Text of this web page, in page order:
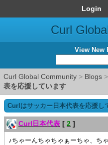
Login
Curl
View New
Curl Global Community > Blogs >
表を応援しています
Curlはサッカー日本代表を応援し
Curl日本代表 [ 2 ]
♪ちゃーんちゃちゃぁーちゃ、ち